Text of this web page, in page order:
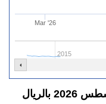
Mar '26
2015
أسعار الذهب في السعودية في أغسطس 2026 بالريال